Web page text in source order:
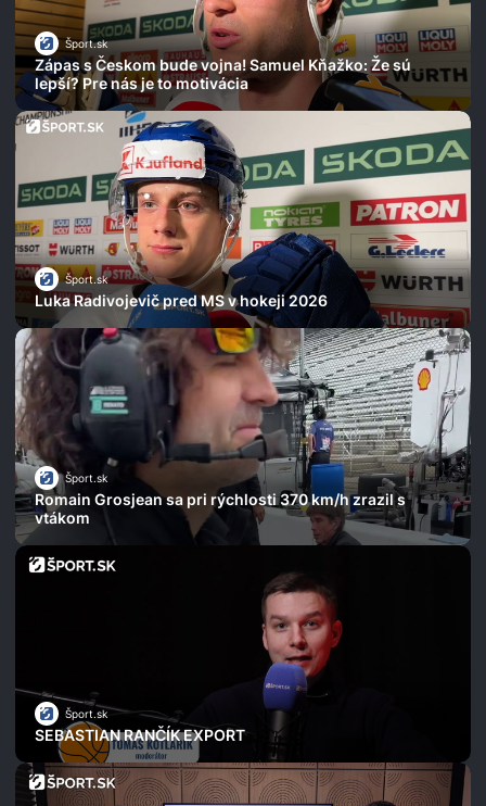
Šport.sk
Zápas s Českom bude vojna! Samuel Kňažko: Že sú
lepší? Pre nás je to motivácia
Šport.sk
Luka Radivojevič pred MS v hokeji 2026
Šport.sk
Romain Grosjean sa pri rýchlosti 370 km/h zrazil s
vtákom
Šport.sk
SEBASTIAN RANČÍK EXPORT